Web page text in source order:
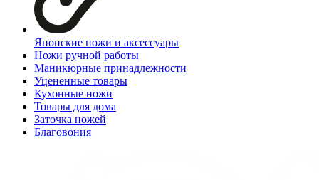
Японские ножи и аксессуары
Ножи ручной работы
Маникюрные принадлежности
Уцененные товары
Кухонные ножи
Товары для дома
Заточка ножей
Благовония